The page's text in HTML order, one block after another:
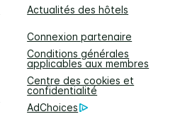
Actualités des hôtels
Connexion partenaire
Conditions générales
applicables aux membres
Centre des cookies et
confidentialité
AdChoices